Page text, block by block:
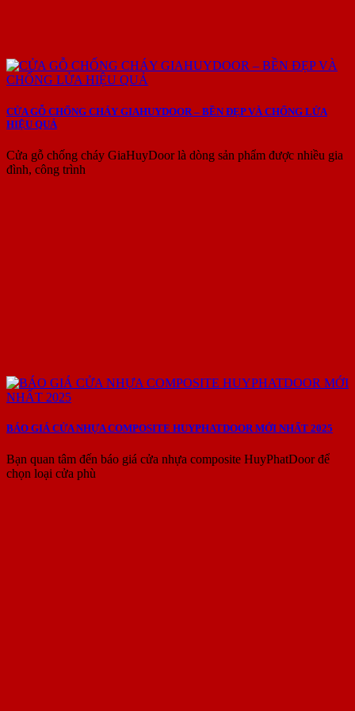
CỬA GỖ CHỐNG CHÁY GIAHUYDOOR – BỀN ĐẸP VÀ CHỐNG LỬA
HIỆU QUẢ
Cửa gỗ chống cháy GiaHuyDoor là dòng sản phẩm được nhiều gia
đình, công trình
BÁO GIÁ CỬA NHỰA COMPOSITE HUYPHATDOOR MỚI NHẤT 2025
Bạn quan tâm đến báo giá cửa nhựa composite HuyPhatDoor để
chọn loại cửa phù